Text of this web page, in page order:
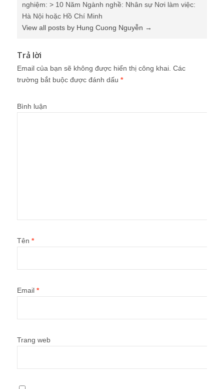
nghiệm: > 10 Năm Ngành nghề: Nhân sự Nơi làm việc:
Hà Nội hoặc Hồ Chí Minh
View all posts by Hung Cuong Nguyễn →
Trả lời
Email của bạn sẽ không được hiển thị công khai. Các
trường bắt buộc được đánh dấu *
Bình luận
Tên *
Email *
Trang web